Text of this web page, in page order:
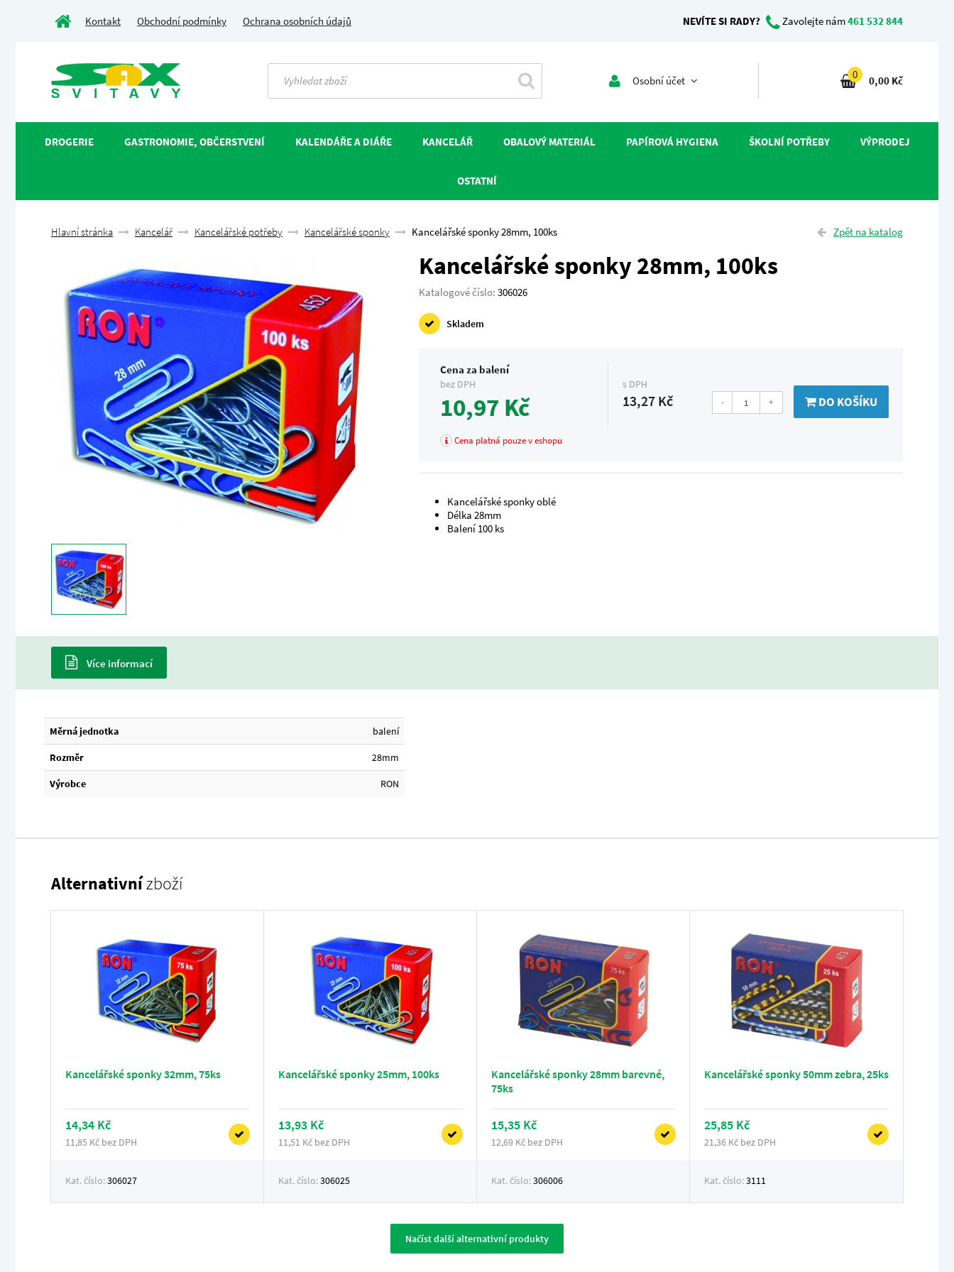
Kontakt Obchodní podmínky Ochrana osobních údajů NEVÍTE SI RADY? Zavolejte nám461 532 844
Osobní účet 0 0,00 Kč
DROGERIE GASTRONOMIE, OBČERSTVENÍ KALENDÁŘE A DIÁŘE KANCELÁŘ OBALOVÝ MATERIÁL PAPÍROVÁ HYGIENA ŠKOLNÍ POTŘEBY VÝPRODEJ
OSTATNÍ
Zpět na katalog
Hlavní stránka Kancelář Kancelářské potřeby Kancelářské sponky Kancelářské sponky 28mm, 100ks
Kancelářské sponky 28mm, 100ks
Katalogové číslo:306026
Skladem
Cena za balení
bez DPH
10,97 Kč
s DPH
13,27 Kč
Cena platná pouze v eshopu
- + DO KOŠÍKU
Kancelářské sponky oblé
Délka 28mm
Balení 100 ks
Více informací
Měrná jednotka balení
Rozměr 28mm
Výrobce RON
Alternativnízboží
Kancelářské sponky 32mm, 75ks
14,34 Kč
11,85 Kč bez DPH
Kat. číslo:306027
Kancelářské sponky 25mm, 100ks
13,93 Kč
11,51 Kč bez DPH
Kat. číslo:306025
Kancelářské sponky 28mm barevné,
75ks
15,35 Kč
12,69 Kč bez DPH
Kat. číslo:306006
Kancelářské sponky 50mm zebra, 25ks
25,85 Kč
21,36 Kč bez DPH
Kat. číslo:3111
Načíst další alternativní produkty